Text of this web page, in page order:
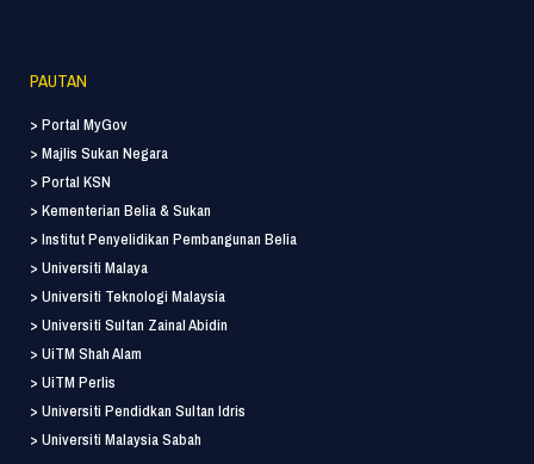
PAUTAN
> Portal MyGov
> Majlis Sukan Negara
> Portal KSN
> Kementerian Belia & Sukan
> Institut Penyelidikan Pembangunan Belia
> Universiti Malaya
> Universiti Teknologi Malaysia
> Universiti Sultan Zainal Abidin
> UiTM Shah Alam
> UiTM Perlis
> Universiti Pendidkan Sultan Idris
> Universiti Malaysia Sabah